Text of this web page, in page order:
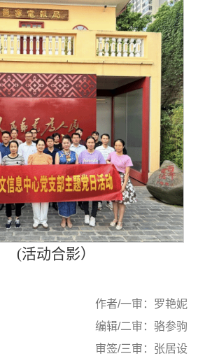
(活动合影）
作者/一审：罗艳妮
编辑/二审：骆参驹
审签/三审：张居设